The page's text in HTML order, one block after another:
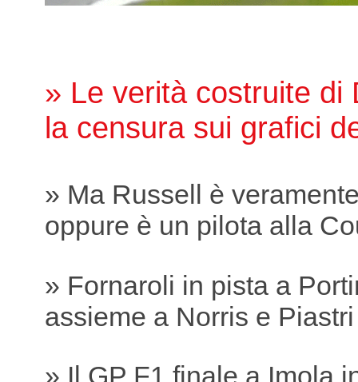
» Le verità costruite di
la censura sui grafici
» Ma Russell è
oppure è un pilota alla
» Fornaroli in pista a
assieme a Norris e Piastri